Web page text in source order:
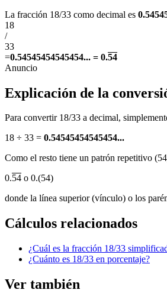
La fracción 18/33 como decimal es
18
/
33
=0.54545454545454... = 0.54
Explicación de la
Para convertir 18/33 a decimal,
18 ÷ 33 = 0.54545454545454...
Como el resto tiene un patrón repetitivo
0.54 o 0.(54)
donde la línea superior (vínculo) o los
Cálculos relacionados
¿Cuál es la fracción 18/33
¿Cuánto es 18/33 en porcentaje?
Ver también